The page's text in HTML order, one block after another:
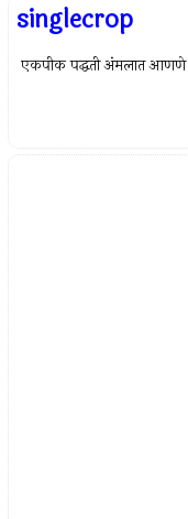
singlecrop
एकपीक पद्धती अंमलात आणणे